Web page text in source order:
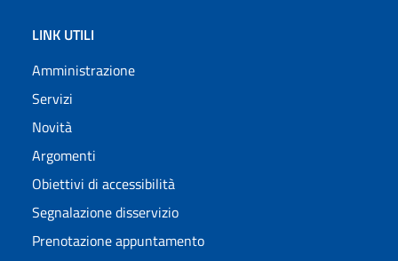
LINK UTILI
Amministrazione
Servizi
Novità
Argomenti
Obiettivi di accessibilità
Segnalazione disservizio
Prenotazione appuntamento